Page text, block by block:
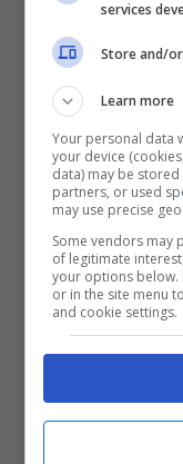
proposte di
totale
che ha
monastero
uomini e
Dopo la
sue opere di
nel 1375,
monastero
dello stesso e
services
Store and/
Learn more
Your personal data
your device
data) may be
partners, or used
may use precise
Some vendors may
of legitimate
your options below.
or in the site menu
and cookie settings.